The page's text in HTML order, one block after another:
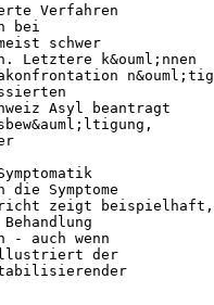
Verfahren
bei
schwer
Letztere k&ouml;nnen
n&ouml;tig
Asyl beantragt
Symptome
zeigt beispielhaft,
- auch wenn
illustriert der